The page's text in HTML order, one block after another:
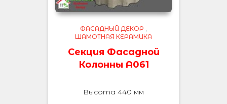
ФАСАДНЫЙ ДЕКОР ,
ШАМОТНАЯ КЕРАМИКА
Секция Фасадной
Колонны А061
Высота 440 мм